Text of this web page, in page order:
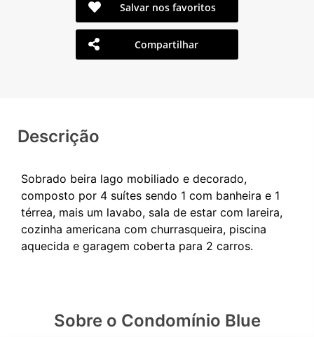
Salvar nos favoritos
Compartilhar
Descrição
Sobrado beira lago mobiliado e decorado,
composto por 4 suítes sendo 1 com banheira e 1
térrea, mais um lavabo, sala de estar com lareira,
cozinha americana com churrasqueira, piscina
Sobre o Condomínio Blue